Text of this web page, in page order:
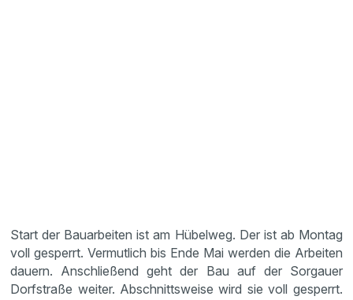
Start der Bauarbeiten ist am Hübelweg. Der ist ab Montag
voll gesperrt. Vermutlich bis Ende Mai werden die Arbeiten
dauern. Anschließend geht der Bau auf der Sorgauer
Dorfstraße weiter. Abschnittsweise wird sie voll gesperrt.